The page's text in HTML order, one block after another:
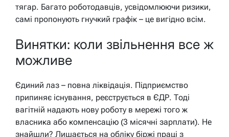
тягар. Багато роботодавців, усвідомлюючи ризики,
самі пропонують гнучкий графік – це вигідно всім.
Винятки: коли звільнення все ж
можливе
Єдиний лаз – повна ліквідація. Підприємство
припиняє існування, реєструється в ЄДР. Тоді
вагітній надають нову роботу в мережі того ж
власника або компенсацію (3 місячні зарплати). Не
знайшли? Лишається на обліку біржі праці з